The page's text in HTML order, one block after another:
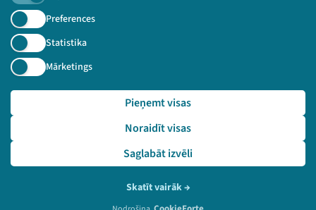
Preferences
Statistika
Mārketings
Saglabāt izvēli
Noraidīt visas
Pieņemt visas
Skatīt vairāk→
Piesakies jaunumiem!
Nepalaid garām aktuālāko informāciju!
Pieteikties